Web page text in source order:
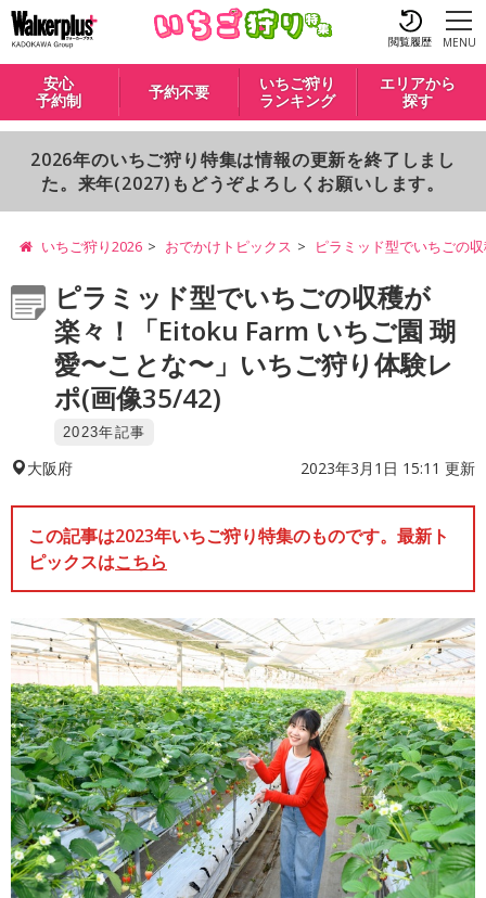
閲覧履歴 MENU
安心
予約制
予約不要
いちご狩り
ランキング
エリアから
探す
2026年のいちご狩り特集は情報の更新を終了しまし
た。来年(2027)もどうぞよろしくお願いします。
いちご狩り2026 おでかけトピックス ピラミッド型でいちごの
ピラミッド型でいちごの収穫が
楽々！「Eitoku Farm いちご園 瑚
愛〜ことな〜」いちご狩り体験レ
ポ(画像35/42)
2023年記事
大阪府 2023年3月1日 15:11 更新
この記事は2023年いちご狩り特集のものです。最新ト
ピックスはこちら